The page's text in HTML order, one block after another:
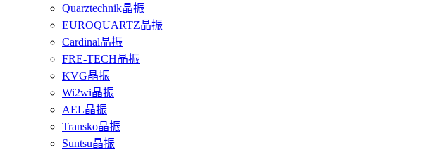
Quarztechnik晶振
EUROQUARTZ晶振
Cardinal晶振
FRE-TECH晶振
KVG晶振
Wi2wi晶振
AEL晶振
Transko晶振
Suntsu晶振